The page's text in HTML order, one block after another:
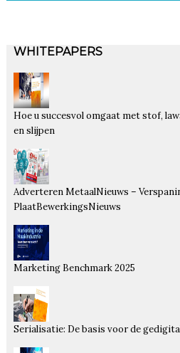
WHITEPAPERS
Hoe u succesvol omgaat met stof,
en slijpen
Adverteren MetaalNieuws –
PlaatBewerkingsNieuws
Marketing Benchmark 2025
Serialisatie: De basis voor de